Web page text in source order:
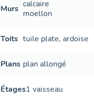
Murs calcaire
moellon
Toits tuile plate, ardoise
Plans plan allongé
Étages1 vaisseau